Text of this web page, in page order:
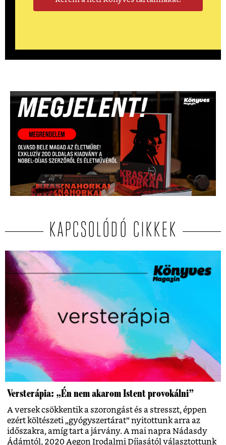
KAPCSOLÓDÓ CIKKEK
Versterápia: „Én nem akarom Istent provokálni”
A versek csökkentik a szorongást és a stresszt, éppen
ezért költészeti „gyógyszertárat” nyitottunk arra az
időszakra, amíg tart a járvány. A mai napra Nádasdy
Ádámtól, 2020 Aegon Irodalmi Díjasától választottunk